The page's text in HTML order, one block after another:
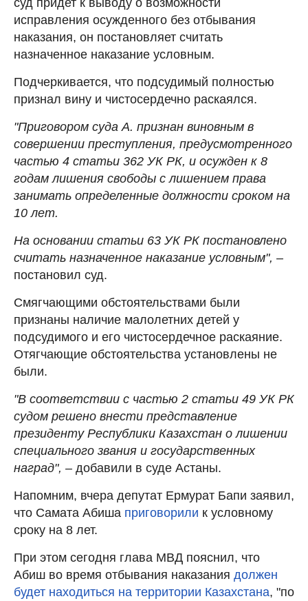
исправления осужденного без отбывания
наказания, он постановляет считать
назначенное наказание условным.
Подчеркивается, что подсудимый полностью
признал вину и чистосердечно раскаялся.
"Приговором суда А. признан виновным в
совершении преступления, предусмотренного
частью 4 статьи 362 УК РК, и осужден к 8
годам лишения свободы с лишением права
занимать определенные должности сроком на
10 лет.
На основании статьи 63 УК РК постановлено
считать назначенное наказание условным", –
постановил суд.
Смягчающими обстоятельствами были
признаны наличие малолетних детей у
подсудимого и его чистосердечное раскаяние.
Отягчающие обстоятельства установлены не
были.
"В соответствии с частью 2 статьи 49 УК РК
судом решено внести представление
президенту Республики Казахстан о лишении
специального звания и государственных
наград", – добавили в суде Астаны.
Напомним, вчера депутат Ермурат Бапи заявил,
что Самата Абиша приговорили к условному
сроку на 8 лет.
При этом сегодня глава МВД пояснил, что
Абиш во время отбывания наказания должен
будет находиться на территории Казахстана, "по